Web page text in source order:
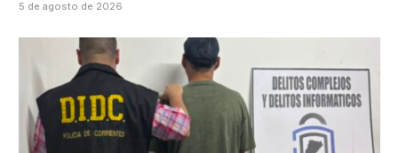
5 de agosto de 2026